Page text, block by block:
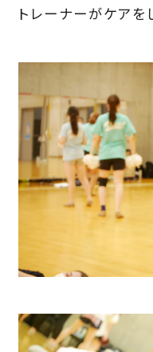
トレーナーがケアを